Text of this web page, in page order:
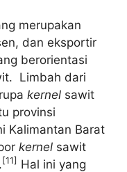
merupakan
dan eksportir
berorientasi
Limbah dari
kernel sawit
provinsi
Kalimantan Barat
kernel sawit
[11] Hal ini yang